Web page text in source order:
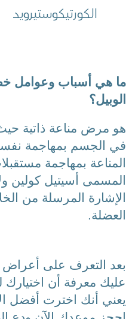
الكورتيكوستيرويد
الوبيل؟
العضلة.
بعد التعرف على
عليك معرفة أن
يعني أنك اخترت أفضل